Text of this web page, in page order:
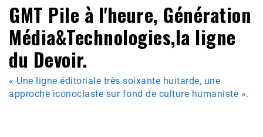
GMT Pile à l'heure, Génération
Média&Technologies,la ligne
du Devoir.
« Une ligne éditoriale très soixante huitarde, une
approche iconoclaste sur fond de culture humaniste ».